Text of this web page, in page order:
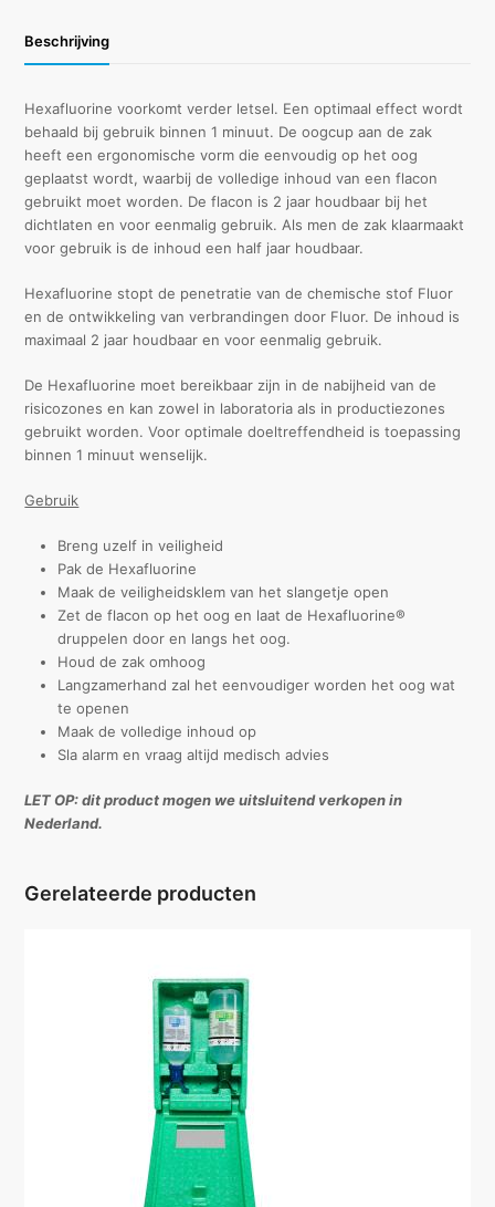
Beschrijving
Hexafluorine voorkomt verder letsel. Een optimaal effect wordt
behaald bij gebruik binnen 1 minuut. De oogcup aan de zak
heeft een ergonomische vorm die eenvoudig op het oog
geplaatst wordt, waarbij de volledige inhoud van een flacon
gebruikt moet worden. De flacon is 2 jaar houdbaar bij het
dichtlaten en voor eenmalig gebruik. Als men de zak klaarmaakt
voor gebruik is de inhoud een half jaar houdbaar.
Hexafluorine stopt de penetratie van de chemische stof Fluor
en de ontwikkeling van verbrandingen door Fluor. De inhoud is
maximaal 2 jaar houdbaar en voor eenmalig gebruik.
De Hexafluorine moet bereikbaar zijn in de nabijheid van de
risicozones en kan zowel in laboratoria als in productiezones
gebruikt worden. Voor optimale doeltreffendheid is toepassing
binnen 1 minuut wenselijk.
Gebruik
Breng uzelf in veiligheid
Pak de Hexafluorine
Maak de veiligheidsklem van het slangetje open
Zet de flacon op het oog en laat de Hexafluorine®
druppelen door en langs het oog.
Houd de zak omhoog
Langzamerhand zal het eenvoudiger worden het oog wat
te openen
Maak de volledige inhoud op
Sla alarm en vraag altijd medisch advies
LET OP: dit product mogen we uitsluitend verkopen in
Nederland.
Gerelateerde producten